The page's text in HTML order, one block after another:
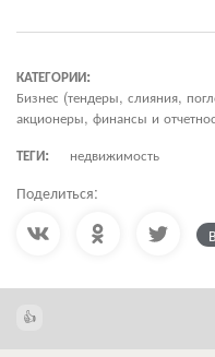
КАТЕГОРИИ:
Бизнес (тендеры, слияния,
акционеры, финансы и
ТЕГИ:
недвижимость
Поделиться: